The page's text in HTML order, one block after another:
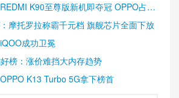
K90至尊版新机即夺冠 OPPO占据
摩托罗拉称霸千元档 旗舰芯片全面下放
成功卫冕
榜：涨价难挡大内存趋势
K13 Turbo 5G拿下榜首